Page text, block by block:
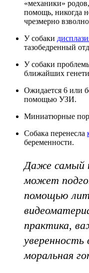
«механики»
помощь, никогда
чрезмерно
У собаки
тазобедренный
У собаки
ближайших
Ожидается 6 или
помощью УЗИ.
Миниатюрные
Собака перенесла
беременности.
Даже самый
может
помощью
практика,
уверенность
моральная